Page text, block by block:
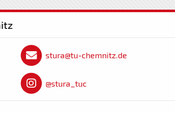
Einzelne_n, als Gemeinschaft aber auch auf allen
der Uni, arbeiten wir von zu Hause...
stura@tu-chemnitz.de
@stura_tuc